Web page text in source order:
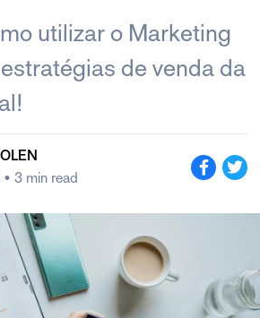
utilizar o Marketing
de venda da
• 3 min read